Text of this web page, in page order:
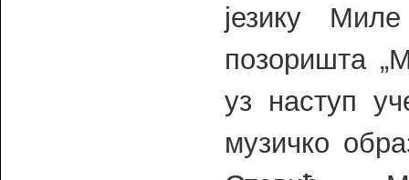
језику
позоришта
уз наступ
музичко